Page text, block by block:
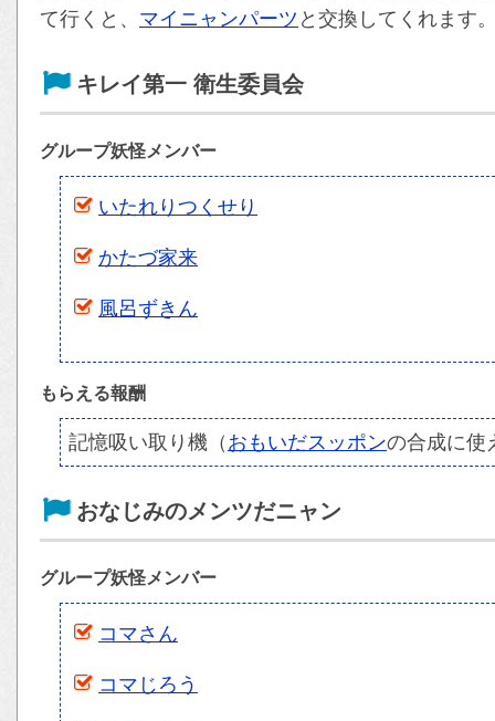
て行くと、 マイニャンパーツ と交換してくれます
キレイ第一 衛生委員会
グループ妖怪メンバー
いたれりつくせり
かたづ家来
風呂ずきん
もらえる報酬
記憶吸い取り機（ おもいだスッポンの合成に使
おなじみのメンツだニャン
グループ妖怪メンバー
コマさん
コマじろう